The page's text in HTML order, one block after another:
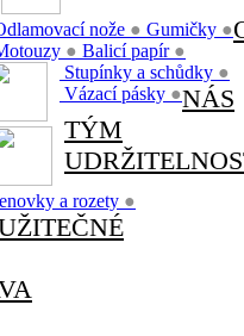
nože ● Gumičky ●
● Balicí papír ●
Stupínky a schůdky ●
Vázací pásky ●
a rozety ●
NÁS
TÝM